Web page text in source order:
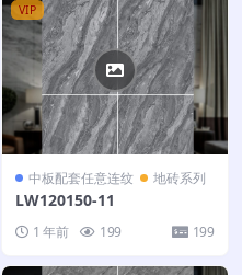
VIP
中板配套任意连纹 地砖系列
LW120150-11
1 年前 199 199